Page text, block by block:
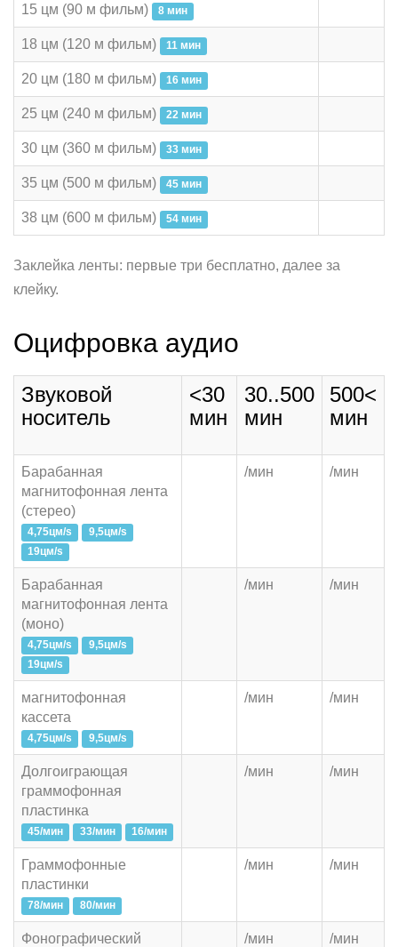
15 цм (90 м фильм) 8 мин
18 цм (120 м фильм) 11 мин
20 цм (180 м фильм) 16 мин
25 цм (240 м фильм) 22 мин
30 цм (360 м фильм) 33 мин
35 цм (500 м фильм) 45 мин
38 цм (600 м фильм) 54 мин
Заклейка ленты: первые три бесплатно, далее за
клейку.
Оцифровка аудио
Звуковой
носитель
<30
мин
30..500
мин
500<
мин
Барабанная
магнитофонная лента
(стерео)
4,75цм/s
9,5цм/s
19цм/s
/мин /мин
Барабанная
магнитофонная лента
(моно)
4,75цм/s
9,5цм/s
19цм/s
/мин /мин
магнитофонная
кассета
4,75цм/s 9,5цм/s
/мин /мин
Долгоиграющая
граммофонная
пластинка
45/мин 33/мин 16/мин
/мин /мин
Граммофонные
пластинки
78/мин 80/мин
/мин /мин
Фонографический
/мин /мин